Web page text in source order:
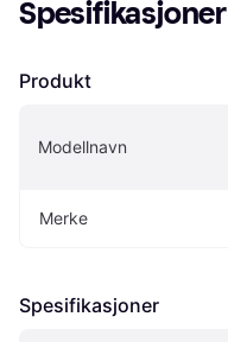
Spesifikasjoner
Produkt
Modellnavn
Merke
Spesifikasjoner